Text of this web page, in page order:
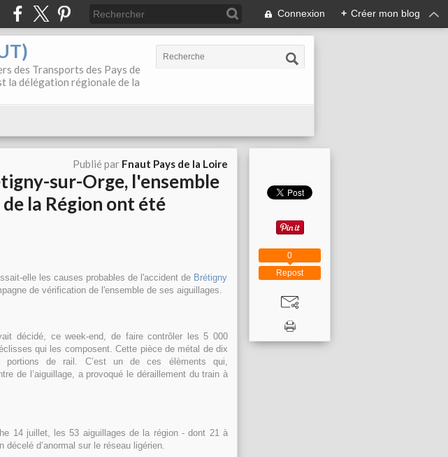
Connexion + Créer mon blog
des Transports des Pays de
la délégation régionale de la
Publié par Fnaut Pays de la Loire
sur-Orge, l'ensemble
la Région ont été
elle les causes probables de l'accident de Brétigny
de vérification de l'ensemble de ses aiguillages.
décidé, ce week-end, de faire contrôler les 5 000
qui les composent. Cette pièce de métal de dix
portions de rail. C’est un de ces élèments qui,
de l’aiguillage, a provoqué le déraillement du train à
14 juillet, les 53 aiguillages de la région - dont 21 à
décelé d’anormal sur le réseau ligérien.
Repost
0